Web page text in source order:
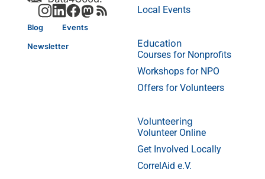
Blog Events
Newsletter
Local Events
Education
Courses for Nonprofits
Workshops for NPO
Offers for Volunteers
Volunteering
Volunteer Online
Get Involved Locally
CorrelAid e.V.